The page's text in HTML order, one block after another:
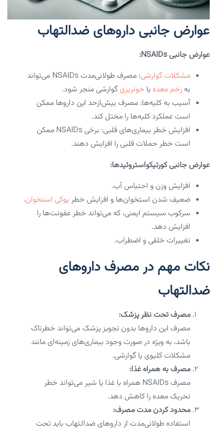
عوارض جانبی داروهای ضدالتهاب
عوارض جانبی NSAIDs:
مشکلات گوارشی
: مصرف طولانی‌مدت NSAIDs می‌تواند
به زخم معده یا خونریزی گوارشی منجر شود.
آسیب به کلیه‌ها: مصرف بیش‌ازحد این داروها ممکن
است عملکرد کلیه‌ها را مختل کند.
افزایش خطر بیماری‌های قلبی: برخی NSAIDs ممکن
است خطر حملات قلبی را افزایش دهند.
عوارض جانبی کورتیکواستروئیدها:
افزایش وزن و احتباس آب.
ضعیف شدن استخوان‌ها و افزایش خطر پوکی استخوان.
سرکوب سیستم ایمنی، که می‌تواند خطر عفونت‌ها را
افزایش دهد.
تغییرات خلقی و اضطراب.
نکات مهم در مصرف داروهای
ضدالتهاب
مصرف تحت نظر پزشک:
مصرف این داروها بدون تجویز پزشک می‌تواند خطرناک
باشد، به ویژه در صورت وجود بیماری‌های زمینه‌ای مانند
مشکلات کلیوی یا گوارشی.
مصرف به همراه غذا:
مصرف NSAIDs همراه با غذا یا شیر می‌تواند خطر
تحریک معده را کاهش دهد.
محدود کردن مدت مصرف:
استفاده طولانی‌مدت از داروهای ضدالتهاب باید تحت